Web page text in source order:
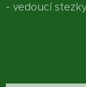
- vedoucí